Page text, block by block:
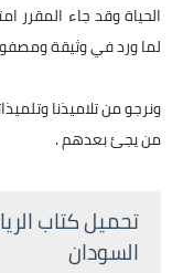
الحياة وقد جاء المقرر
لما ورد في وثيقة
ونرجو من تلاميذنا
من يجئ بعدهم .
تحميل كتاب
السودان